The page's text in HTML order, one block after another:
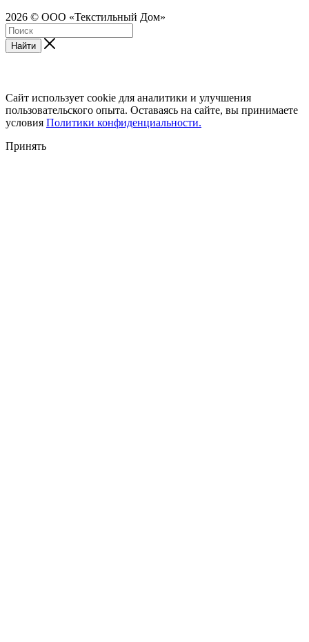
2026 © ООО «Текстильный Дом»
Найти
Сайт использует cookie для аналитики и улучшения
пользовательского опыта. Оставаясь на сайте, вы принимаете
условия Политики конфиденциальности.
Принять